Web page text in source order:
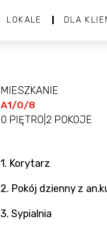
LOKALE DLA
MIESZKANIE
A1/0/8
0 PIĘTRO 2 POKOJE
1. Korytarz
2. Pokój dzienny z
3. Sypialnia